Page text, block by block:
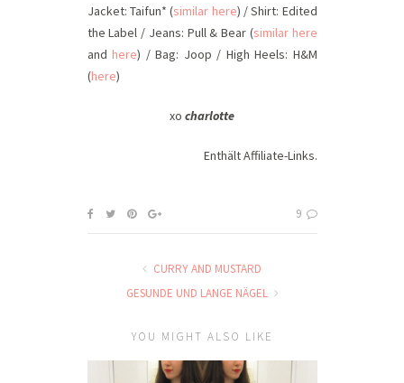
Jacket: Taifun* (similar here) / Shirt: Edited
the Label / Jeans: Pull & Bear (similar here
and here) / Bag: Joop / High Heels: H&M
(here)
xo charlotte
Enthält Affiliate-Links.
9
CURRY AND MUSTARD
GESUNDE UND LANGE NÄGEL
YOU MIGHT ALSO LIKE